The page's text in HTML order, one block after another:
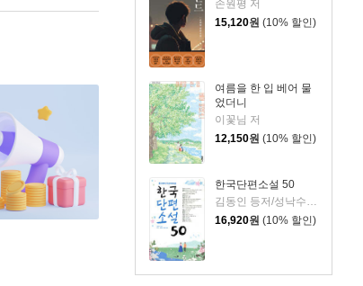
손원평 저
15,120원 (10% 할인)
여름을 한 입 베어 물
었더니
이꽃님 저
12,150원 (10% 할인)
한국단편소설 50
16,920원 (10% 할인)